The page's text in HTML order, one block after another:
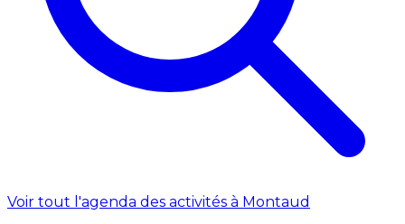
Voir tout l'agenda des activités à Montaud